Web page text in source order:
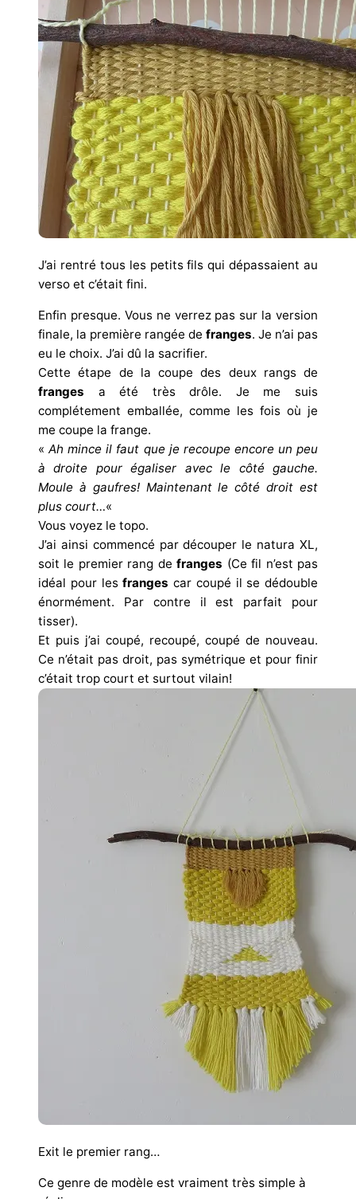
J’ai rentré tous les petits fils qui dépassaient au
verso et c’était fini.
Enfin presque. Vous ne verrez pas sur la version
finale, la première rangée de franges. Je n’ai pas
eu le choix. J’ai dû la sacrifier.
Cette étape de la coupe des deux rangs de
franges a été très drôle. Je me suis
complétement emballée, comme les fois où je
me coupe la frange.
«Ah mince il faut que je recoupe encore un peu
à droite pour égaliser avec le côté gauche.
Moule à gaufres! Maintenant le côté droit est
plus court…«
Vous voyez le topo.
J’ai ainsi commencé par découper le natura XL,
soit le premier rang defranges (Ce fil n’est pas
idéal pour lesfranges car coupé il se dédouble
énormément. Par contre il est parfait pour
tisser).
Et puis j’ai coupé, recoupé, coupé de nouveau.
Ce n’était pas droit, pas symétrique et pour finir
c’était trop court et surtout vilain!
Exit le premier rang…
Ce genre de modèle est vraiment très simple à